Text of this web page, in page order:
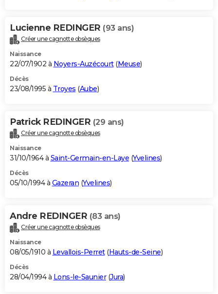
Lucienne REDINGER (93 ans)
Créer une cagnotte obsèques
Naissance
22/07/1902 à Noyers-Auzécourt(Meuse)
Décès
23/08/1995 à Troyes (Aube)
Patrick REDINGER (29 ans)
Créer une cagnotte obsèques
Naissance
31/10/1964 à Saint-Germain-en-Laye (Yvelines)
Décès
05/10/1994 à Gazeran (Yvelines)
Andre REDINGER (83 ans)
Créer une cagnotte obsèques
Naissance
08/05/1910 à Levallois-Perret(Hauts-de-Seine)
Décès
28/04/1994 à Lons-le-Saunier(Jura)